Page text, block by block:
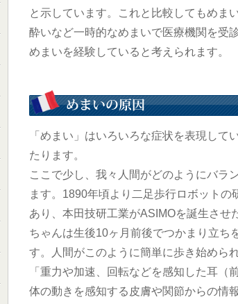
と示しています。これと比較してもめま
酔いなど一時的なめまいで医療機関を受
めまいを経験していると考えられます。
「めまい」はいろいろな症状を表現して
たります。
ここで少し、我々人間がどのようにバラ
ます。1890年頃より二足歩行ロボット
あり、本田技研工業がASIMOを誕生させ
ちゃんは生後10ヶ月前後でつかまり立ち
す。人間がこのように簡単に歩き始めら
「重力や加速、回転などを感知した耳（
体の動きを感知する皮膚や関節からの情